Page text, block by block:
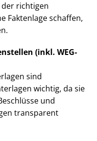
richtigen
Faktenlage schaffen,
(inkl. WEG-
sind
wichtig, da sie
und
transparent